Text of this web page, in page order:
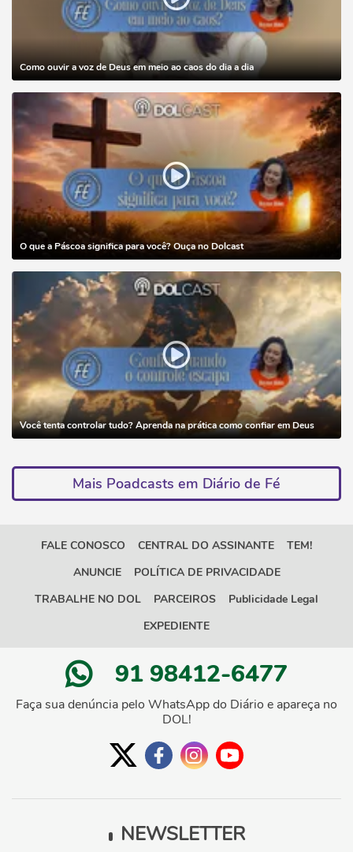
Como ouvir a voz de Deus em meio ao caos do dia a dia
O que a Páscoa significa para você? Ouça no Dolcast
Você tenta controlar tudo? Aprenda na prática como confiar em Deus
Mais Poadcasts em Diário de Fé
FALE CONOSCO CENTRAL DO ASSINANTE
TEM!
ANUNCIE
POLÍTICA DE PRIVACIDADE
TRABALHE NO DOL
PARCEIROS
Publicidade Legal
EXPEDIENTE
91 98412-6477
Faça sua denúncia pelo WhatsApp do Diário e apareça no
DOL!
NEWSLETTER